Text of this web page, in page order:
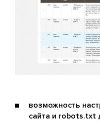
возможность
сайта и robots.txt